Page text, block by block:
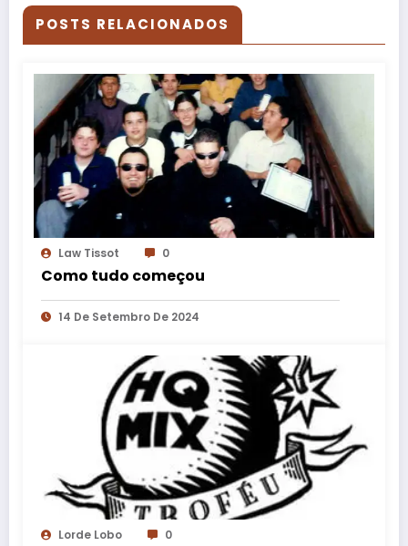
POSTS RELACIONADOS
Law Tissot 0
Como tudo começou
14 De Setembro De 2024
Lorde Lobo 0